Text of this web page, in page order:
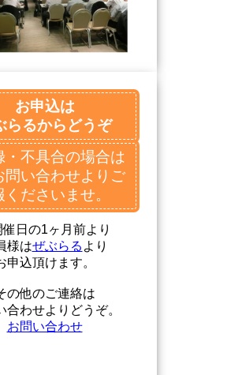
お申込は
らるからどうぞ
・不具合の場合は
問い合わせよりご
くださいませ。
日の1ヶ月前より
様はぜぶらる より
申込頂けます。
の他のご連絡は
合わせよりどうぞ。
お問い合わせ